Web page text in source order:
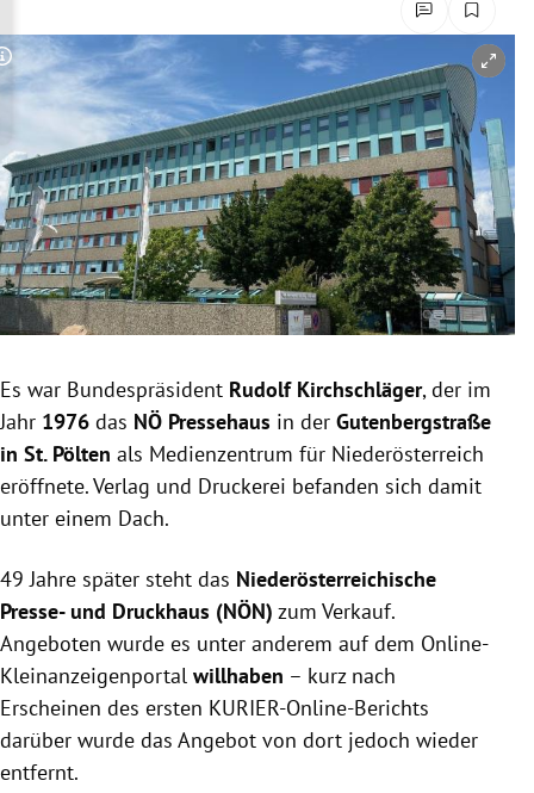
Untermenü
Untermenü
Untermenü
Untermenü
Untermenü
Untermenü
Untermenü
Copyright-Hinweis öffnen/schließen
Es war Bundespräsident Rudolf Kirchschläger, der im
Jahr 1976 das NÖ Pressehaus in der Gutenbergstraße
in St. Pölten als Medienzentrum für Niederösterreich
eröffnete. Verlag und Druckerei befanden sich damit
unter einem Dach.
49 Jahre später steht das Niederösterreichische
Presse- und Druckhaus (NÖN) zum Verkauf.
Angeboten wurde es unter anderem auf dem Online-
Kleinanzeigenportal willhaben – kurz nach
Erscheinen des ersten KURIER-Online-Berichts
darüber wurde das Angebot von dort jedoch wieder
entfernt.